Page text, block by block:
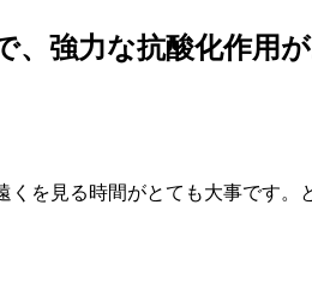
強力な抗酸化作用
を見る時間がとても大事です。